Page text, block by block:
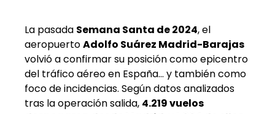
La pasada Semana Santa de 2024, el
aeropuertoAdolfo Suárez Madrid-Barajas
volvió a confirmar su posición como epicentro
del tráfico aéreo en España… y también como
foco de incidencias. Según datos analizados
tras la operación salida, 4.219 vuelos